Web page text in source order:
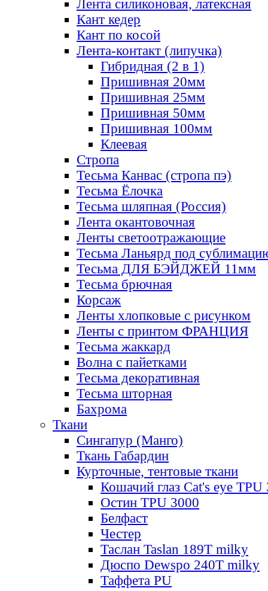
Лента силиконовая, латексная
Кант кедер
Кант по косой
Лента-контакт (липучка)
Гибридная (2 в 1)
Пришивная 20мм
Пришивная 25мм
Пришивная 50мм
Пришивная 100мм
Клеевая
Стропа
Тесьма Канвас (стропа пэ)
Тесьма Ёлочка
Тесьма шляпная (Россия)
Лента окантовочная
Ленты светоотражающие
Тесьма Ланьярд под
Тесьма ДЛЯ БЭЙДЖЕЙ 11мм
Тесьма брючная
Корсаж
Ленты хлопковые с рисунком
Ленты с принтом ФРАНЦИЯ
Тесьма жаккард
Волна с пайетками
Тесьма декоративная
Тесьма шторная
Бахрома
Ткани
Сингапур (Манго)
Ткань Габардин
Курточные, тентовые ткани
Кошачий глаз Cat's eye TPU
Остин TPU 3000
Белфаст
Честер
Таслан Taslan 189T milky
Дюспо Dewspo 240T milky
Таффета PU